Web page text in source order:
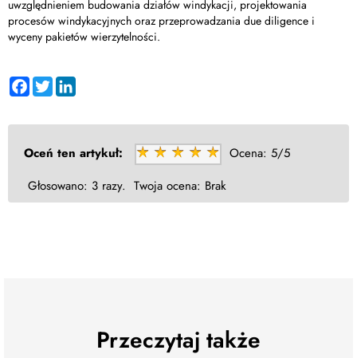
uwzględnieniem budowania działów windykacji, projektowania
procesów windykacyjnych oraz przeprowadzania due diligence i
wyceny pakietów wierzytelności.
Facebook
Twitter
Oceń ten artykuł: Ocena: 5/5
Głosowano: 3 razy. Twoja ocena: Brak
Przeczytaj także